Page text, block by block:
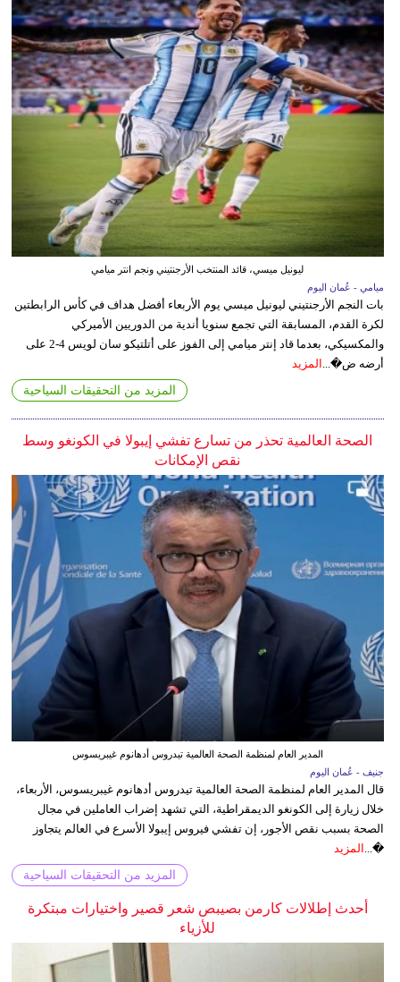
ليونيل ميسي، قائد المنتخب الأرجنتيني ونجم انتر ميامي
ميامي - عُمان اليوم
بات النجم الأرجنتيني ليونيل ميسي يوم الأربعاء أفضل هداف في كأس الرابطتين
لكرة القدم، المسابقة التي تجمع سنويا أندية من الدوريين الأميركي
والمكسيكي، بعدما قاد إنتر ميامي إلى الفوز على أتلتيكو سان لويس 4-2 على
أرضه ض�... المزيد
المزيد من التحقيقات السياحية
الصحة العالمية تحذر من تسارع تفشي إيبولا في الكونغو وسط
نقص الإمكانات
المدير العام لمنظمة الصحة العالمية تيدروس أدهانوم غيبريسوس
جنيف - عُمان اليوم
قال المدير العام لمنظمة الصحة العالمية تيدروس أدهانوم غيبريسوس، الأربعاء،
خلال زيارة إلى الكونغو الديمقراطية، التي تشهد إضراب العاملين في مجال
الصحة بسبب نقص الأجور، إن تفشي فيروس إيبولا الأسرع في العالم يتجاوز
�...
المزيد
المزيد من التحقيقات السياحية
أحدث إطلالات كارمن بصيبص شعر قصير واختيارات مبتكرة
للأزياء